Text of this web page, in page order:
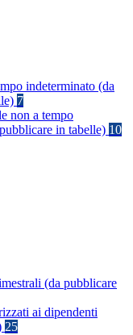
indeterminato (da
7
non a tempo
in tabelle) 10
(da pubblicare
ai dipendenti
25